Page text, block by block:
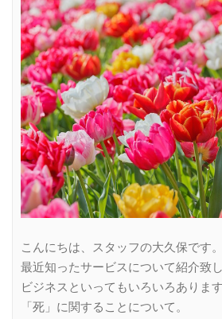
こんにちは、スタッフの大久保です。
最近知ったサービスについて紹介致し
ビジネスといってもいろいろありま
「死」に関することについて。